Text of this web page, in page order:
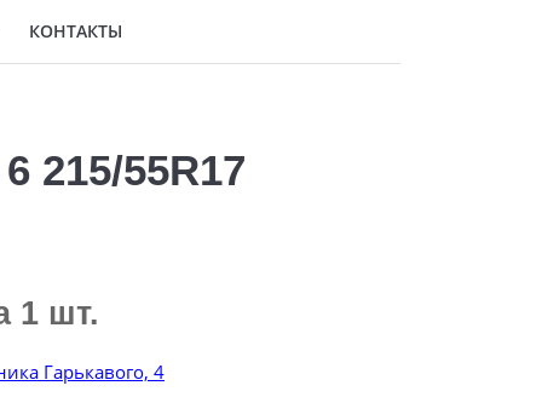
КОНТАКТЫ
215/55R17
1 шт.
Гарькавого, 4